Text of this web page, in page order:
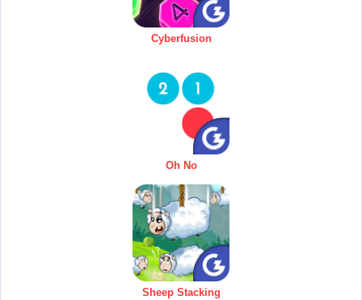
Cyberfusion
Oh No
Sheep Stacking